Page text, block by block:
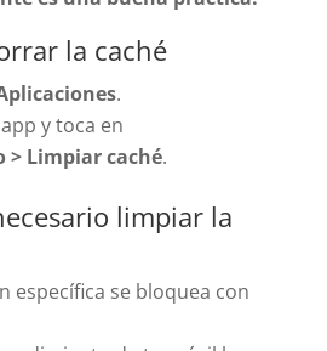
la caché
.
y toca en
Limpiar caché.
limpiar la
específica se bloquea con